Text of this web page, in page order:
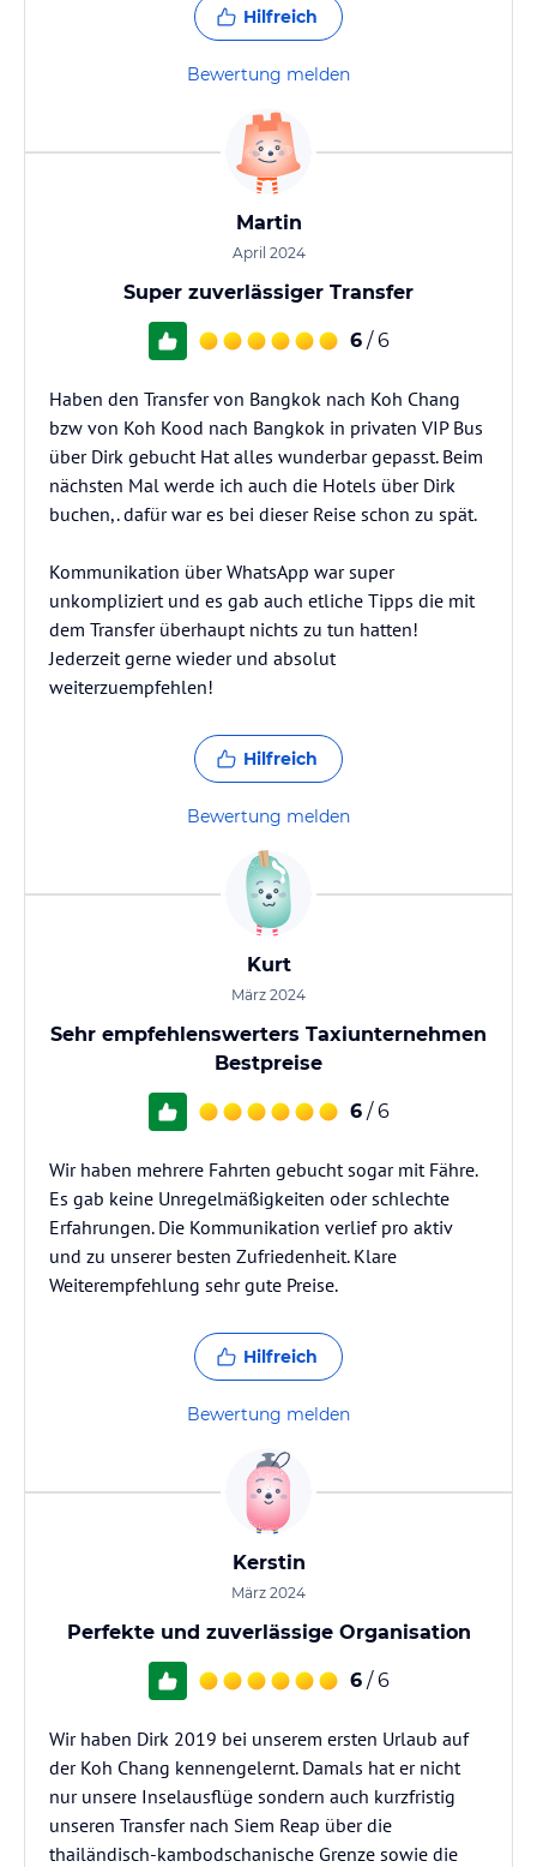
Hilfreich
Bewertung melden
Martin
April 2024
Super zuverlässiger Transfer
6 / 6
Haben den Transfer von Bangkok nach Koh Chang
bzw von Koh Kood nach Bangkok in privaten VIP Bus
über Dirk gebucht Hat alles wunderbar gepasst. Beim
nächsten Mal werde ich auch die Hotels über Dirk
buchen,. dafür war es bei dieser Reise schon zu spät.
Kommunikation über WhatsApp war super
unkompliziert und es gab auch etliche Tipps die mit
dem Transfer überhaupt nichts zu tun hatten!
Jederzeit gerne wieder und absolut
weiterzuempfehlen!
Hilfreich
Bewertung melden
Kurt
März 2024
Sehr empfehlenswerters Taxiunternehmen
Bestpreise
6 / 6
Wir haben mehrere Fahrten gebucht sogar mit Fähre.
Es gab keine Unregelmäßigkeiten oder schlechte
Erfahrungen. Die Kommunikation verlief pro aktiv
und zu unserer besten Zufriedenheit. Klare
Weiterempfehlung sehr gute Preise.
Hilfreich
Bewertung melden
Kerstin
März 2024
Perfekte und zuverlässige Organisation
6 / 6
Wir haben Dirk 2019 bei unserem ersten Urlaub auf
der Koh Chang kennengelernt. Damals hat er nicht
nur unsere Inselausflüge sondern auch kurzfristig
unseren Transfer nach Siem Reap über die
thailändisch-kambodschanische Grenze sowie die